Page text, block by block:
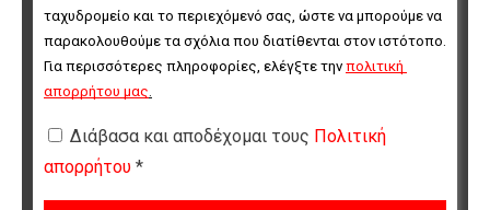
ταχυδρομείο και το περιεχόμενό σας, ώστε να μπορούμε να
παρακολουθούμε τα σχόλια που διατίθενται στον ιστότοπο.
Για περισσότερες πληροφορίες, ελέγξτε την πολιτική
απορρήτου μας
Διάβασα και αποδέχομαι τους Πολιτική
απορρήτου *